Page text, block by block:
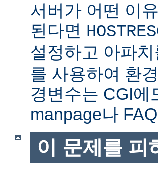
서버가 어떤 이
된다면
설정하고 아파
를 사용하여 환
경변수는 CGI에
manpage나
이 문제를 피